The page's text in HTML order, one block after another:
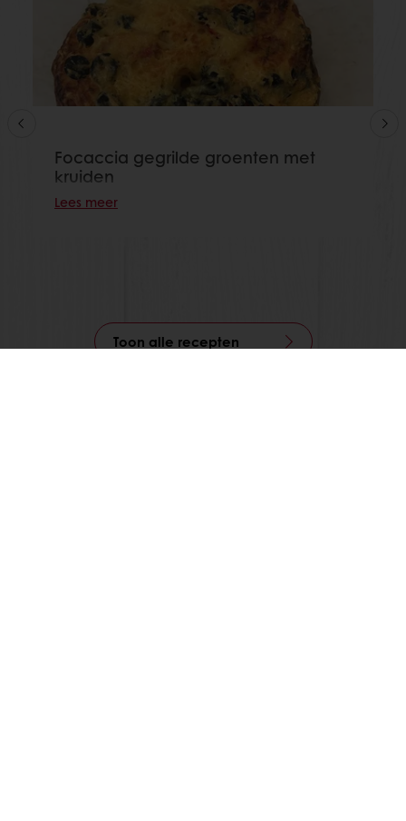
Focaccia gegrilde groenten met
kruiden
Lees meer
Toon alle recepten